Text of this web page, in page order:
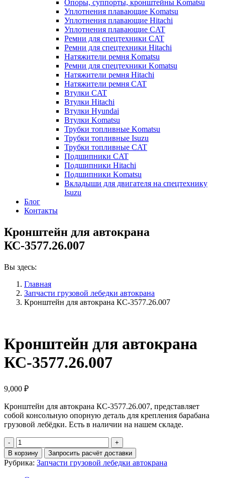
Опоры, суппорты, кронштейны Komatsu
Уплотнения плавающие Komatsu
Уплотнения плавающие Hitachi
Уплотнения плавающие CAT
Ремни для спецтехники CAT
Ремни для спецтехники Hitachi
Натяжители ремня Komatsu
Ремни для спецтехники Komatsu
Натяжители ремня Hitachi
Натяжители ремня CAT
Втулки CAT
Втулки Hitachi
Втулки Hyundai
Втулки Komatsu
Трубки топливные Komatsu
Трубки топливные Isuzu
Трубки топливные CAT
Подшипники CAT
Подшипники Hitachi
Подшипники Komatsu
Вкладыши для двигателя на спецтехнику
Isuzu
Блог
Контакты
Кронштейн для автокрана
КС-3577.26.007
Вы здесь:
Главная
Запчасти грузовой лебедки автокрана
Кронштейн для автокрана КС-3577.26.007
Кронштейн для автокрана
КС-3577.26.007
9,000 ₽
Кронштейн для автокрана КС-3577.26.007, представляет
собой консольную опорную деталь для крепления барабана
грузовой лебёдки. Есть в наличии на нашем складе.
Количество
Кронштейн
для
автокрана
В корзину Запросить расчёт доставки
Рубрика: Запчасти грузовой лебедки автокрана